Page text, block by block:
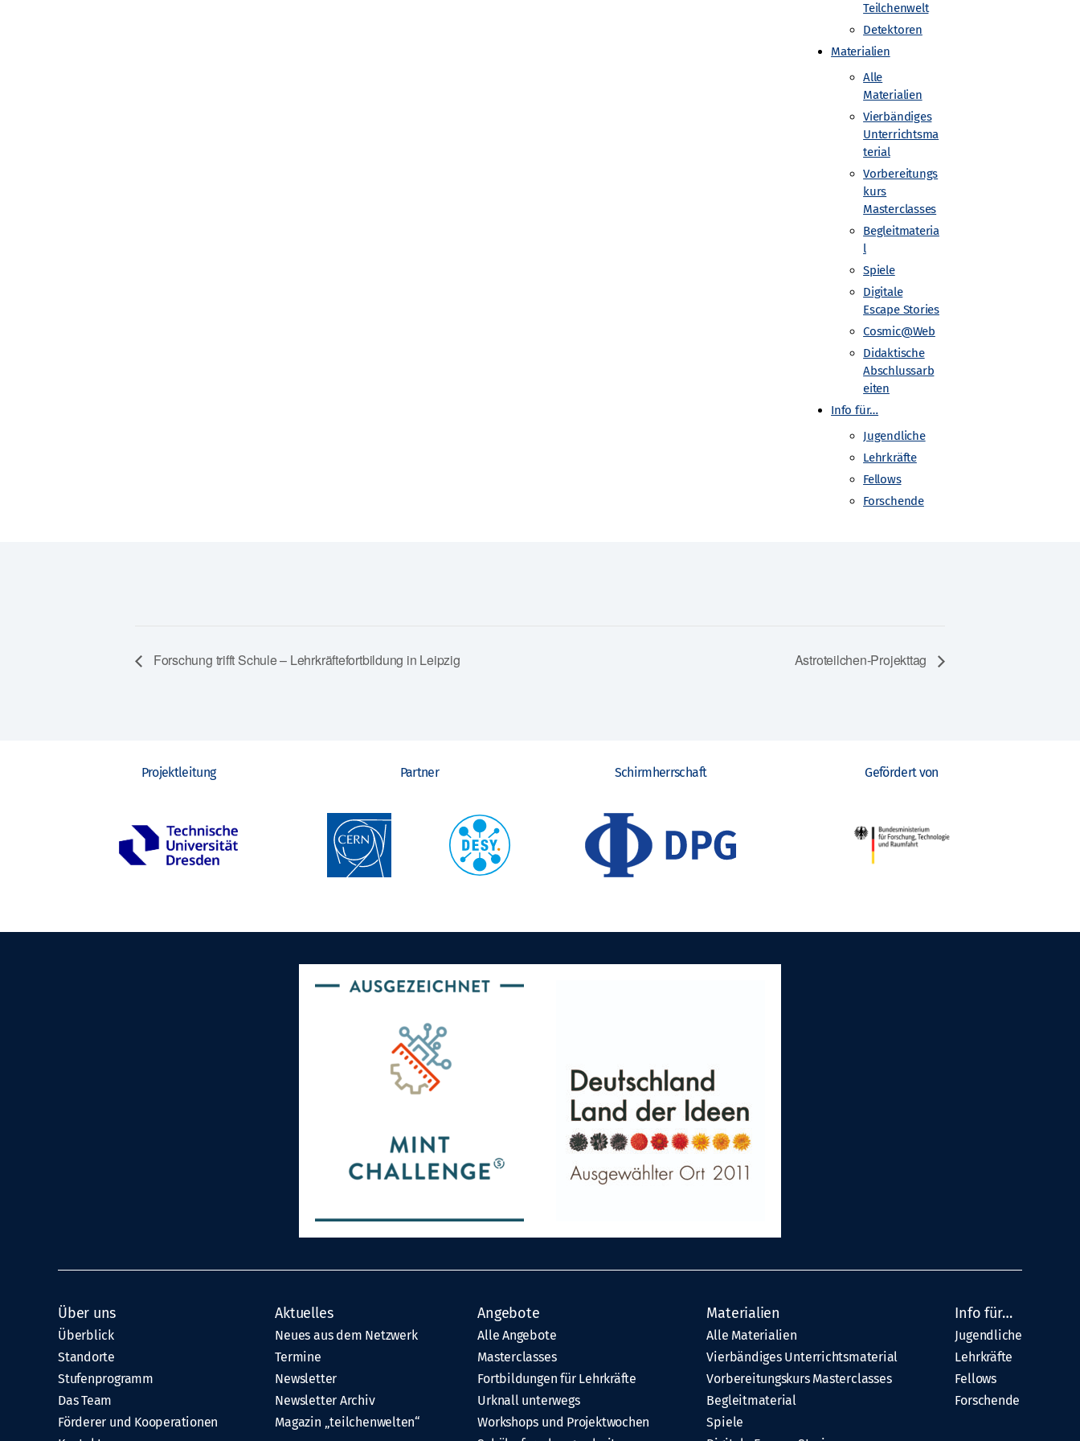
Teilchenwelt
Detektoren
Materialien
Alle
Materialien
Vierbändiges
Unterrichtsma
terial
Vorbereitungs
kurs
Masterclasses
Begleitmateria
l
Spiele
Digitale
Escape Stories
Cosmic@Web
Didaktische
Abschlussarb
eiten
Info für…
Jugendliche
Lehrkräfte
Fellows
Forschende
Netzwerk Teilchenwelt mit Rheinische Friedrich-Wilhelms-Universität Bonn
Forschung trifft Schule – Lehrkräftefortbildung in Leipzig Astroteilchen-Projekttag
Projektleitung Partner Schirmherrschaft Gefördert von
Über uns
Überblick
Standorte
Stufenprogramm
Das Team
Förderer und Kooperationen
Aktuelles
Neues aus dem Netzwerk
Termine
Newsletter
Newsletter Archiv
Magazin „teilchenwelten“
Angebote
Alle Angebote
Masterclasses
Fortbildungen für Lehrkräfte
Urknall unterwegs
Workshops und Projektwochen
Materialien
Alle Materialien
Vierbändiges Unterrichtsmaterial
Vorbereitungskurs Masterclasses
Begleitmaterial
Spiele
Info für…
Jugendliche
Lehrkräfte
Fellows
Forschende